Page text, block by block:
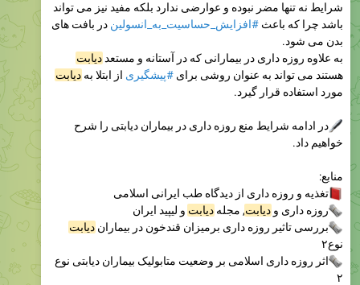
شرایط نه تنها مضر نبوده و عوارضی ندارد بلکه مفید نیز می تواند
باشد چرا که باعث #افزایش_حساسیت_به_انسولین در بافت های
بدن می شود.
به علاوه روزه داری در بیمارانی که در آستانه و مستعد دیابت
هستند می تواند به عنوان روشی برای #پیشگیری از ابتلا به دیابت
مورد استفاده قرار گیرد.
در ادامه شرایط منع روزه داری در بیماران دیابتی را شرح
خواهیم داد‌.
منابع:
تغذیه و روزه داری از دیدگاه طب ایرانی اسلامی
روزه داری ودیابت, مجلهدیابت و لیپید ایران
بررسی تاثیر روزه داری برمیزان قندخون در بیماراندیابت
نوع۲
اثر روزه داری اسلامی بر وضعیت متابولیک بیماران دیابتی نوع
۲